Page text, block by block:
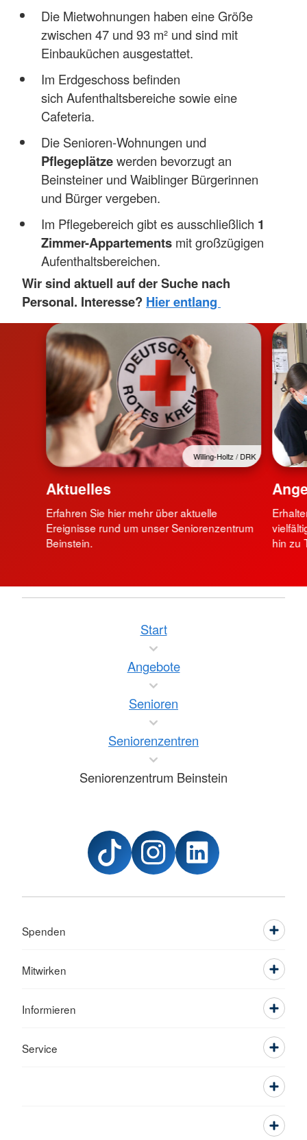
Die Mietwohnungen haben eine Größe
zwischen 47 und 93 m² und sind mit
Einbauküchen ausgestattet.
Im Erdgeschoss befinden
sich Aufenthaltsbereiche sowie eine
Cafeteria.
Die Senioren-Wohnungen und
Pflegeplätzewerden bevorzugt an
Beinsteiner und Waiblinger Bürgerinnen
und Bürger vergeben.
Im Pflegebereich gibt es ausschließlich 1
Zimmer-Appartementsmit großzügigen
Aufenthaltsbereichen.
Wir sind aktuell auf der Suche nach
Personal. Interesse? Hier entlang
Willing-Holtz / DRK
Aktuelles
Erfahren Sie hier mehr über aktuelle
Ereignisse rund um unser Seniorenzentrum
Beinstein.
hin zu
Start
Angebote
Senioren
Seniorenzentren
Seniorenzentrum Beinstein
Spenden
Mitwirken
Informieren
Service